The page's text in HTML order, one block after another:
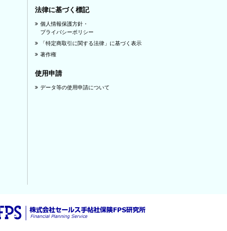
法律に基づく標記
個人情報保護方針・
プライバシーポリシー
「特定商取引に関する法律」に基づく表示
著作権
使用申請
データ等の使用申請について